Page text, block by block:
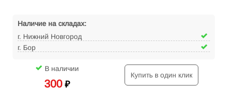
Наличие на складах:
г. Нижний Новгород
г. Бор
В наличии
300 ₽
Купить в один клик